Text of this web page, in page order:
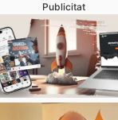
Publicitat